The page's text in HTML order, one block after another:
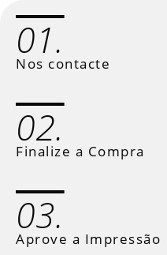
01.
Nos contacte
02.
Finalize a Compra
03.
Aprove a Impressão